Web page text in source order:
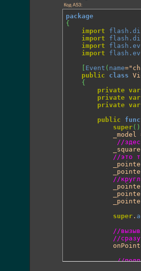
Код AS3:
package
{
import
import
import
import
Event ( name
public
class
{
private var
private var
private var
public
super( )
//
//это
//
super .
//
//
//